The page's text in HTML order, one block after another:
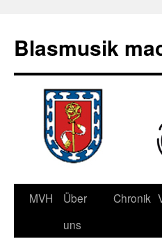
Blasmusik
Skip
MVH
Über
uns
Chronik